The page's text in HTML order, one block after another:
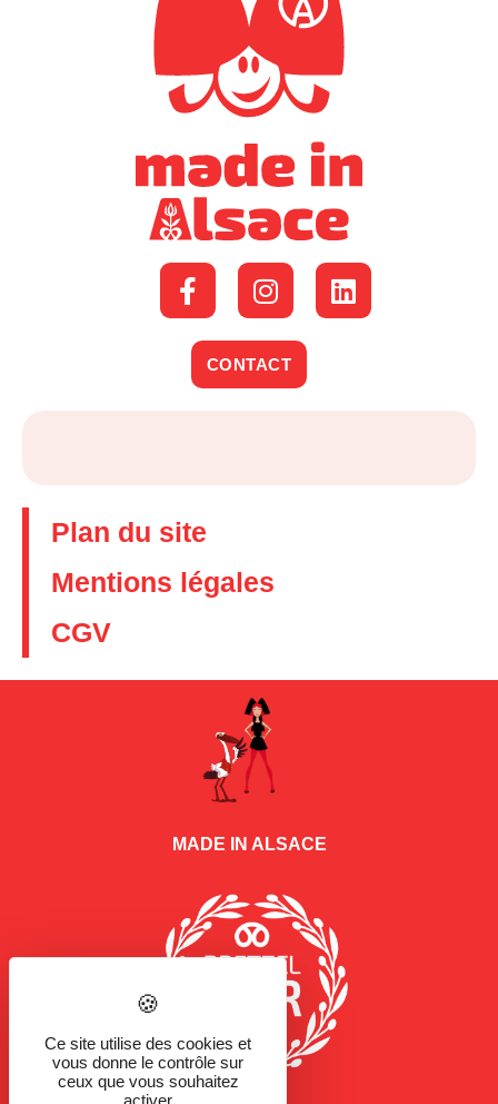
CONTACT
Plan du site
Mentions légales
CGV
MADE IN ALSACE
Ce site utilise des cookies et
vous donne le contrôle sur
ceux que vous souhaitez
activer